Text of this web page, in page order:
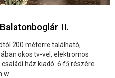
II.
200 méterre található,
okos tv-vel, elektromos
ház kiadó. 6 fő részére
...